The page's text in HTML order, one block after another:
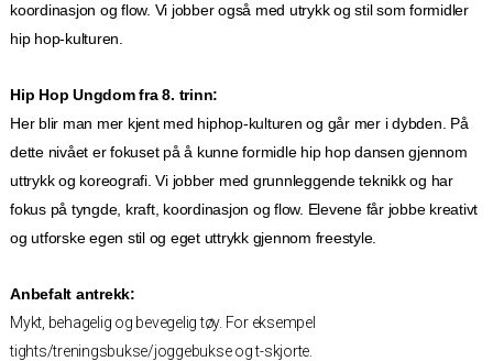
koordinasjon og flow. Vi jobber også med utrykk og stil som formidler
hip hop-kulturen.
Hip Hop Ungdom fra 8. trinn:
Her blir man mer kjent med hiphop-kulturen og går mer i dybden. På
dette nivået er fokuset på å kunne formidle hip hop dansen gjennom
uttrykk og koreografi. Vi jobber med grunnleggende teknikk og har
fokus på tyngde, kraft, koordinasjon og flow. Elevene får jobbe kreativt
og utforske egen stil og eget uttrykk gjennom freestyle.
Anbefalt antrekk:
Mykt, behagelig og bevegelig tøy. For eksempel
tights/treningsbukse/joggebukse og t-skjorte.